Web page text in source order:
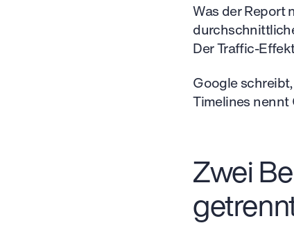
Was der Report
Der Traffic-
Google
Timelines
Zwei